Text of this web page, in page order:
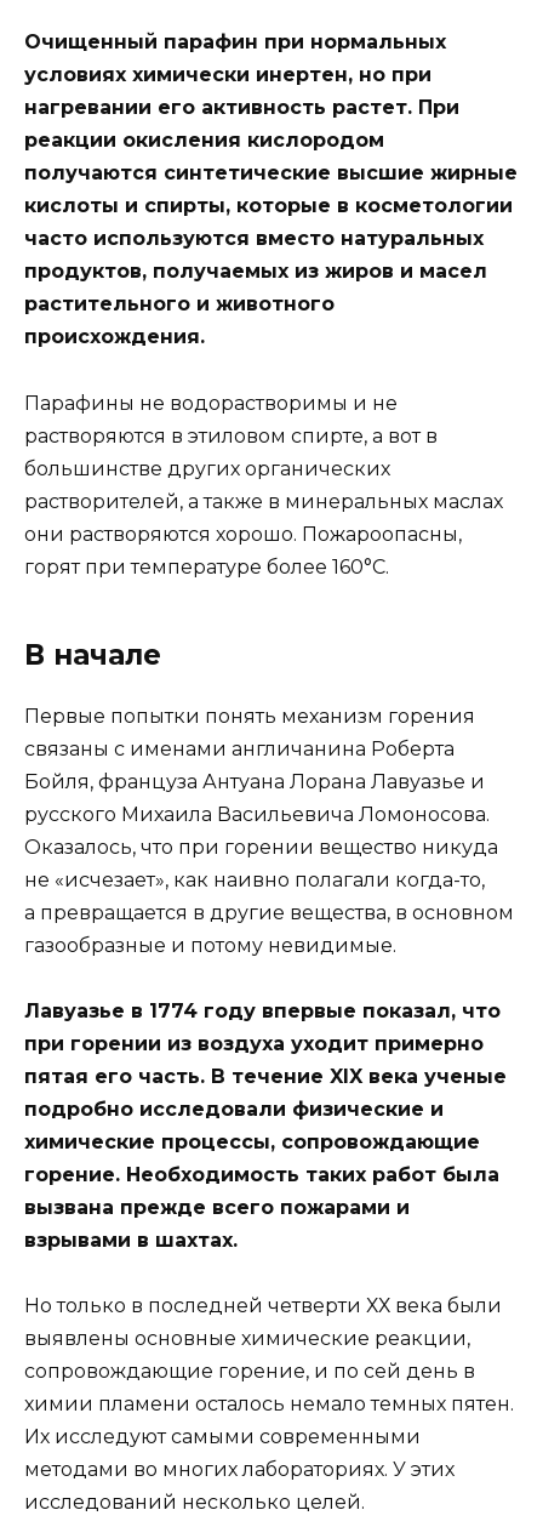
Очищенный парафин при нормальных
условиях химически инертен, но при
нагревании его активность растет. При
реакции окисления кислородом
получаются синтетические высшие жирные
кислоты и спирты, которые в косметологии
часто используются вместо натуральных
продуктов, получаемых из жиров и масел
растительного и животного
происхождения.
Парафины не водорастворимы и не
растворяются в этиловом спирте, а вот в
большинстве других органических
растворителей, а также в минеральных маслах
они растворяются хорошо. Пожароопасны,
горят при температуре более 160°С.
В начале
Первые попытки понять механизм горения
связаны с именами англичанина Роберта
Бойля, француза Антуана Лорана Лавуазье и
русского Михаила Васильевича Ломоносова.
Оказалось, что при горении вещество никуда
не «исчезает», как наивно полагали когда-то,
а превращается в другие вещества, в основном
газообразные и потому невидимые.
Лавуазье в 1774 году впервые показал, что
при горении из воздуха уходит примерно
пятая его часть. В течение XIX века ученые
подробно исследовали физические и
химические процессы, сопровождающие
горение. Необходимость таких работ была
вызвана прежде всего пожарами и
взрывами в шахтах.
Но только в последней четверти ХХ века были
выявлены основные химические реакции,
сопровождающие горение, и по сей день в
химии пламени осталось немало темных пятен.
Их исследуют самыми современными
методами во многих лабораториях. У этих
исследований несколько целей.